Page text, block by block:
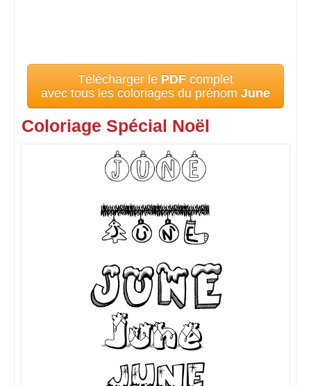
Télécharger le PDF complet
avec tous les coloriages du prénom June
Coloriage Spécial Noël